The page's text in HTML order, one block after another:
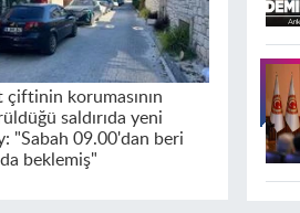
çiftinin korumasının
saldırıda yeni
"Sabah 09.00'dan beri
beklemiş"